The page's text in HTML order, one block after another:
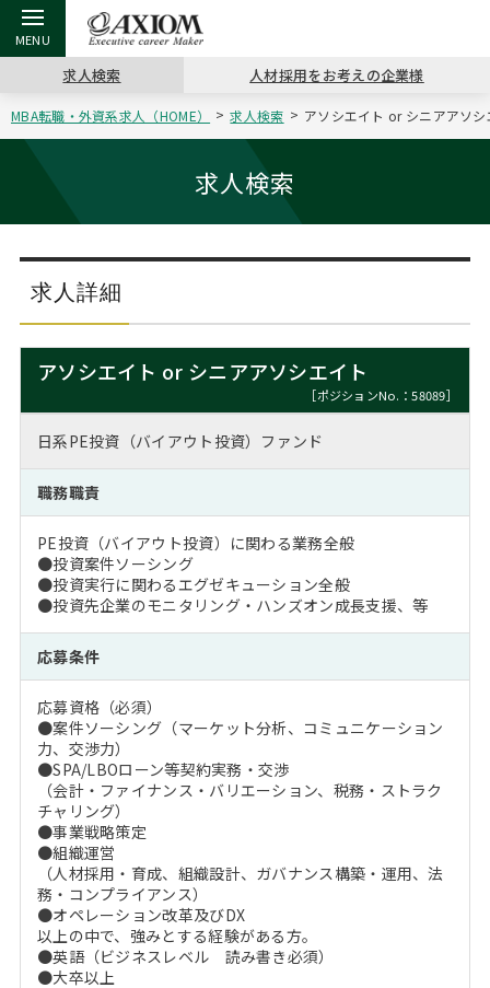
戻る
アクシアムの特長
戻る
コンサ
サービス案内
戻る
キャリ
コンサルタントの紹介
戻る
キャリア支援 TOP
キャリアデザイン講座
（最新求人市場動向）
戻る
MBAの
おわり
ステージ別アドバイス
MBAの転職事例
MBAからのFAQ
MBA留学生数の推移
戻る
日本か
MBAを生かす求人特集
年齢と年収の相関図
戻る
転職ツール TOP
英文レジュメの書き方
戻る
パワー
職務経歴書の書き方
外資系／面接攻略のコツ
戻る
転職コラム TOP
“展”職相談室
転職市場の明日をよめ
キャリアに効く一冊
注目企業インタビュー
戻る
イベント・セミナー TOP
ジョブフェア
キャリアデザインセミナー
プロ経営者の特別セミナー
Career Talk Live
MBA NETWORKING
戻る
会社概要 TOP
沿革
主なクライアント
パブリシティ
ニュースリリース
求人検索 人材採用をお考えの企業様
MBA転職・外資系求人（HOME） 求人検索 アソシエイト or シニアアソ
求人検索
求人詳細
アソシエイト or シニアアソシエイト
［ポジションNo.：58089］
日系PE投資（バイアウト投資）ファンド
職務職責
PE投資（バイアウト投資）に関わる業務全般
●投資案件ソーシング
●投資実行に関わるエグゼキューション全般
●投資先企業のモニタリング・ハンズオン成長支援、等
応募条件
応募資格（必須）
●案件ソーシング（マーケット分析、コミュニケーション
力、交渉力）
●SPA/LBOローン等契約実務・交渉
（会計・ファイナンス・バリエーション、税務・ストラク
チャリング）
●事業戦略策定
●組織運営
（人材採用・育成、組織設計、ガバナンス構築・運用、法
務・コンプライアンス）
●オペレーション改革及びDX
以上の中で、強みとする経験がある方。
●英語（ビジネスレベル 読み書き必須）
●大卒以上